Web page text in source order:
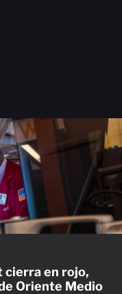
cierra en rojo,
Oriente Medio